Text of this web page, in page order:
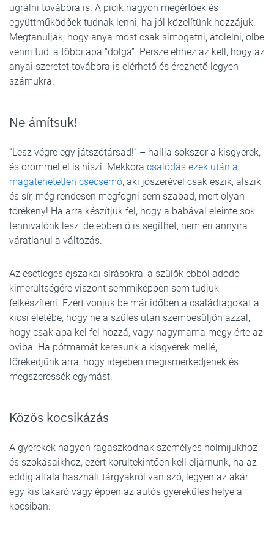
ugrálni továbbra is. A picik nagyon megértőek és
együttműködőek tudnak lenni, ha jól közelítünk hozzájuk.
Megtanulják, hogy anya most csak simogatni, átölelni, ölbe
venni tud, a többi apa “dolga”. Persze ehhez az kell, hogy az
anyai szeretet továbbra is elérhető és érezhető legyen
számukra.
Ne ámítsuk!
“Lesz végre egy játszótársad!” – hallja sokszor a kisgyerek,
és örömmel el is hiszi. Mekkora csalódás ezek után a
magatehetetlen csecsemő, aki jószerével csak eszik, alszik
és sír, még rendesen megfogni sem szabad, mert olyan
törékeny! Ha arra készítjük fel, hogy a babával eleinte sok
tennivalónk lesz, de ebben ő is segíthet, nem éri annyira
váratlanul a változás.
Az esetleges éjszakai sírásokra, a szülők ebből adódó
kimerültségére viszont semmiképpen sem tudjuk
felkészíteni. Ezért vonjuk be már időben a családtagokat a
kicsi életébe, hogy ne a szülés után szembesüljön azzal,
hogy csak apa kel fel hozzá, vagy nagymama megy érte az
oviba. Ha pótmamát keresünk a kisgyerek mellé,
törekedjünk arra, hogy idejében megismerkedjenek és
megszeressék egymást.
Közös kocsikázás
A gyerekek nagyon ragaszkodnak személyes holmijukhoz
és szokásaikhoz, ezért körültekintően kell eljárnunk, ha az
eddig általa használt tárgyakról van szó, legyen az akár
egy kis takaró vagy éppen az autós gyerekülés helye a
kocsiban.